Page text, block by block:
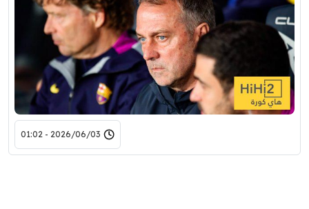
2026/06/03 - 01:02